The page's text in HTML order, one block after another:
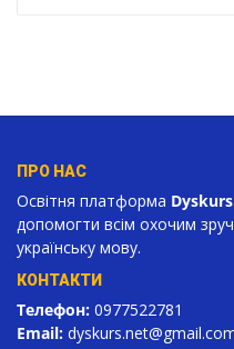
ПРО НАС
Освітня платформа
допомогти всім охочим
українську мову.
КОНТАКТИ
Телефон: 0977522781
Email: dyskurs.net